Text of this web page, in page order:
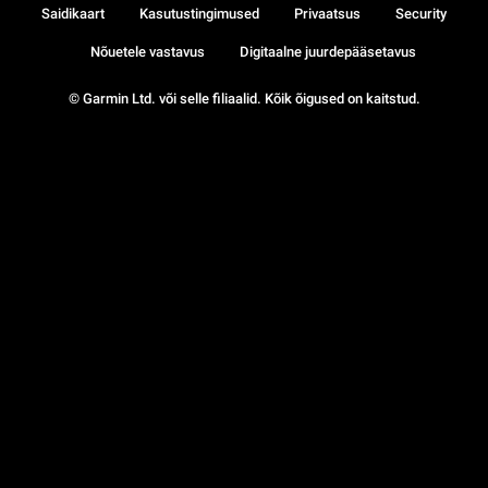
© Garmin Ltd. või selle filiaalid. Kõik õigused on kaitstud.
Saidikaart Kasutustingimused Privaatsus Security
Nõuetele vastavus Digitaalne juurdepääsetavus